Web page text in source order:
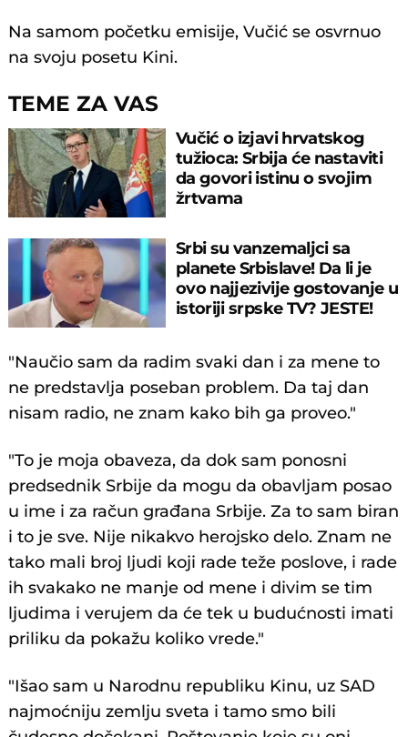
Na samom početku emisije, Vučić se osvrnuo
na svoju posetu Kini.
TEME ZA VAS
Vučić o izjavi hrvatskog
tužioca: Srbija će nastaviti
da govori istinu o svojim
žrtvama
Srbi su vanzemaljci sa
planete Srbislave! Da li je
ovo najjezivije gostovanje u
istoriji srpske TV? JESTE!
"Naučio sam da radim svaki dan i za mene to
ne predstavlja poseban problem. Da taj dan
nisam radio, ne znam kako bih ga proveo."
"To je moja obaveza, da dok sam ponosni
predsednik Srbije da mogu da obavljam posao
u ime i za račun građana Srbije. Za to sam biran
i to je sve. Nije nikakvo herojsko delo. Znam ne
tako mali broj ljudi koji rade teže poslove, i rade
ih svakako ne manje od mene i divim se tim
ljudima i verujem da će tek u budućnosti imati
priliku da pokažu koliko vrede."
"Išao sam u Narodnu republiku Kinu, uz SAD
najmoćniju zemlju sveta i tamo smo bili